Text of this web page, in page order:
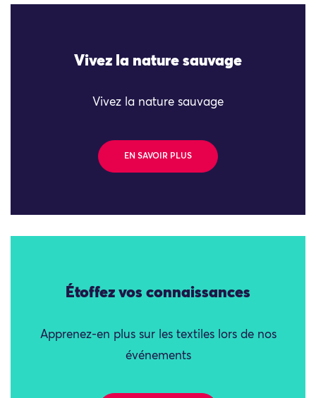
Vivez la nature sauvage
Vivez la nature sauvage
EN SAVOIR PLUS
Étoffez vos connaissances
Apprenez-en plus sur les textiles lors de nos
événements